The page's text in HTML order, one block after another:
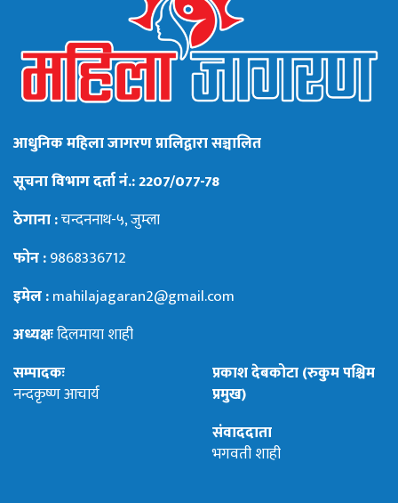
आधुनिक महिला जागरण प्रालिद्वारा सञ्चालित
सूचना विभाग दर्ता नं.: 2207/077-78
ठेगाना :चन्दननाथ-५, जुम्ला
फोन :9868336712
इमेल :mahilajagaran2@gmail.com
अध्यक्षःदिलमाया शाही
सम्पादकः
नन्दकृष्ण आचार्य
प्रकाश देबकोटा (रुकुम पश्चिम
प्रमुख)
संवाददाता
भगवती शाही